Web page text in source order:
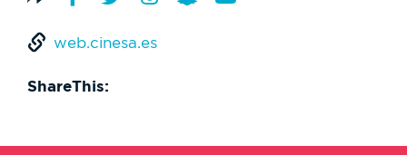
web.cinesa.es
ShareThis: